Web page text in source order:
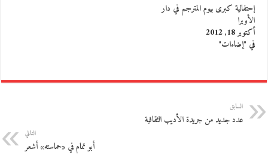
إحتفالية كبرى بيوم المترجم في دار
الأوبرا
أكتوبر 18, 2012
في "إضاءات"
السابق
عدد جديد من جريدة الأديب الثقافية
التالي
أبو تمام في «حماسته» أشعر